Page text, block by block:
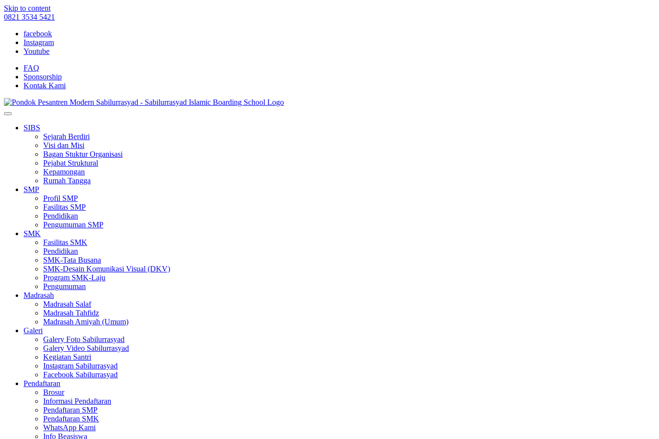
Skip to content
0821 3534 5421
facebook
Instagram
Youtube
FAQ
Sponsorship
Kontak Kami
SIBS
Sejarah Berdiri
Visi dan Misi
Bagan Stuktur Organisasi
Pejabat Struktural
Kepamongan
Rumah Tangga
SMP
Profil SMP
Fasilitas SMP
Pendidikan
Pengumuman SMP
SMK
Fasilitas SMK
Pendidikan
SMK-Tata Busana
SMK-Desain Komunikasi Visual (DKV)
Program SMK-Laju
Pengumuman
Madrasah
Madrasah Salaf
Madrasah Tahfidz
Madrasah Amiyah (Umum)
Galeri
Galery Foto Sabilurrasyad
Galery Video Sabilurrasyad
Kegiatan Santri
Instagram Sabilurrasyad
Facebook Sabilurrasyad
Pendaftaran
Brosur
Informasi Pendaftaran
Pendaftaran SMP
Pendaftaran SMK
WhatsApp Kami
Info Beasiswa